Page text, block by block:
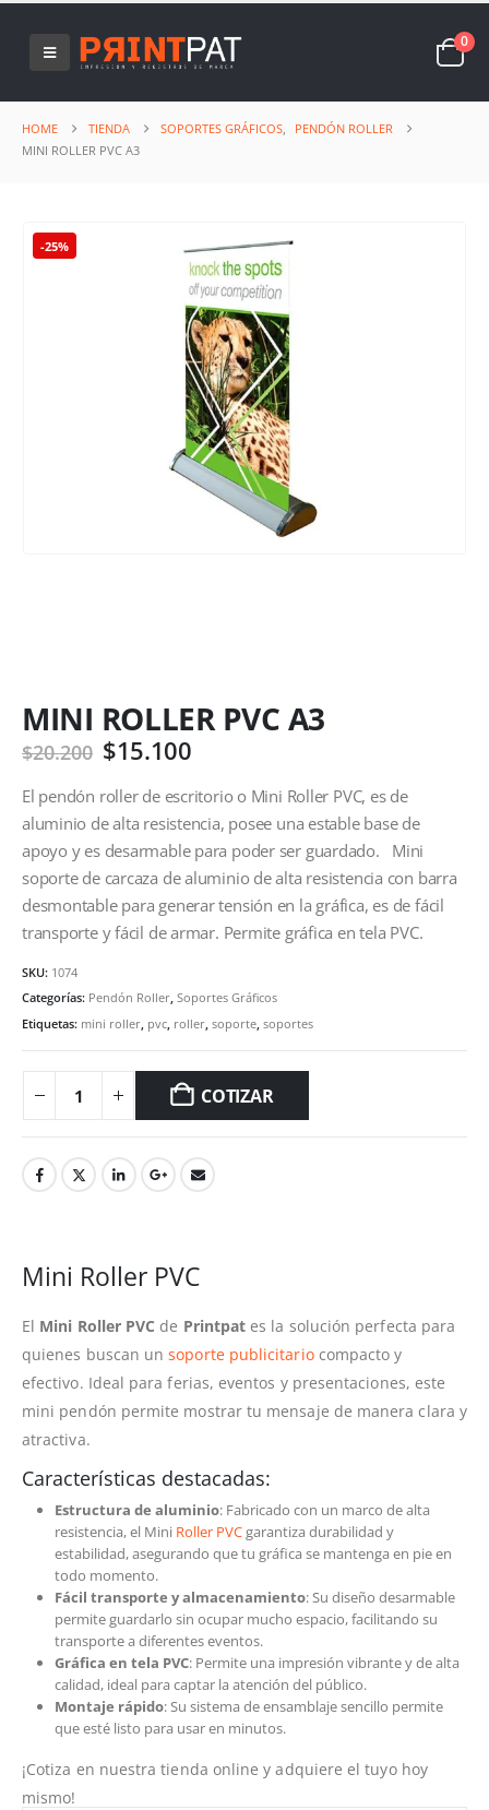
0
HOME TIENDA SOPORTES GRÁFICOS,
PENDÓN ROLLER
MINI ROLLER PVC A3
-25%
MINI ROLLER PVC A3
$20.200 $15.100
El pendón roller de escritorio o Mini Roller PVC, es de
aluminio de alta resistencia, posee una estable base de
apoyo y es desarmable para poder ser guardado. Mini
soporte de carcaza de aluminio de alta resistencia con barra
desmontable para generar tensión en la gráfica, es de fácil
transporte y fácil de armar. Permite gráfica en tela PVC.
SKU: 1074
Categorías: Pendón Roller, Soportes Gráficos
Etiquetas: mini roller, pvc, roller, soporte, soportes
COTIZAR
Mini Roller PVC
El Mini Roller PVC de Printpat es la solución perfecta para
quienes buscan unsoporte publicitariocompacto y
efectivo. Ideal para ferias, eventos y presentaciones, este
mini pendón permite mostrar tu mensaje de manera clara y
atractiva.
Características destacadas:
Estructura de aluminio: Fabricado con un marco de alta
resistencia, el Mini Roller PVCgarantiza durabilidad y
estabilidad, asegurando que tu gráfica se mantenga en pie en
todo momento.
Fácil transporte y almacenamiento: Su diseño desarmable
permite guardarlo sin ocupar mucho espacio, facilitando su
transporte a diferentes eventos.
Gráfica en tela PVC: Permite una impresión vibrante y de alta
calidad, ideal para captar la atención del público.
Montaje rápido: Su sistema de ensamblaje sencillo permite
que esté listo para usar en minutos.
¡Cotiza en nuestra tienda online y adquiere el tuyo hoy
mismo!